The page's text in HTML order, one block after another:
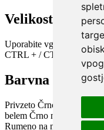
Velikost pisave
Uporabite vgrajeno
CTRL + / CTRL -
Barvna shema
Privzeto Črno na belem
belem Črno na zelenem
Rumeno na modrem